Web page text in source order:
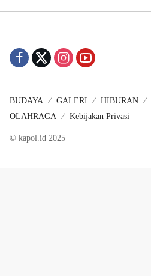
BUDAYA GALERI HIBURAN
OLAHRAGA
Kebijakan Privasi
© kapol.id 2025